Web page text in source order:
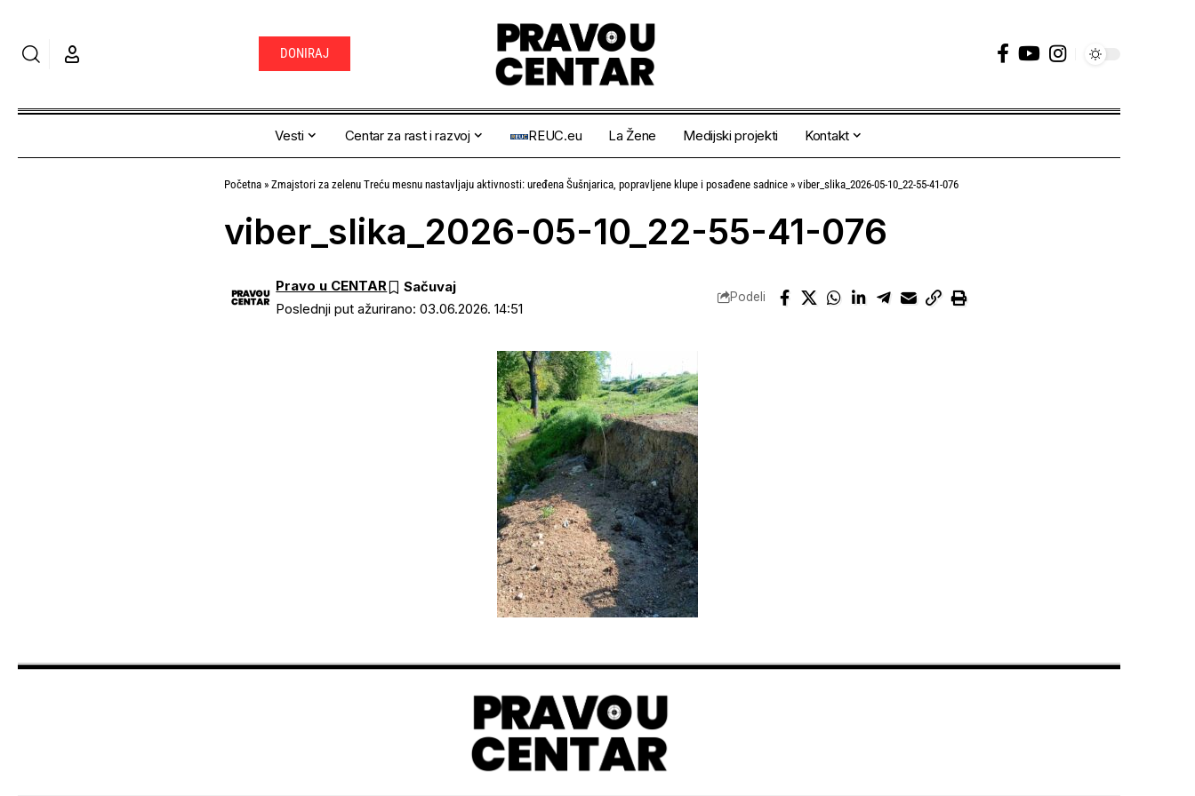
DONIRAJ
Vesti Centar za rast i razvoj REUC.eu La Žene Medijski projekti Kontakt
Početna » Zmajstori za zelenu Treću mesnu nastavljaju aktivnosti: uređena Šušnjarica, popravljene klupe i posađene sadnice » viber_slika_2026-05-10_22-55-41-076
viber_slika_2026-05-10_22-55-41-076
Poslednji put ažurirano: 03.06.2026. 14:51
Pravo u CENTAR
Podeli